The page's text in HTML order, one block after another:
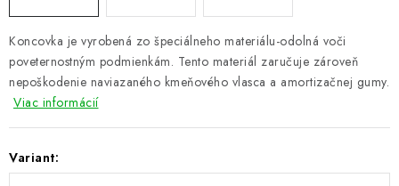
PRÚTY
KONTAKTY
ZNAČKY
Navštívte našu predajňu vo Dvoroch nad Žitavou »
Koncovka je vyrobená zo špeciálneho materiálu-odolná voči
poveternostným podmienkám. Tento materiál zaručuje zároveň
nepoškodenie naviazaného kmeňového vlasca a amortizačnej gumy.
Viac informácií
Variant: